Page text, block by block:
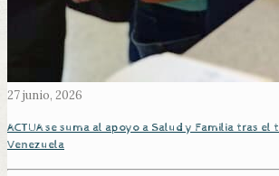
27 junio, 2026
ACTUA se suma al apoyo a Salud y Familia tras
Venezuela